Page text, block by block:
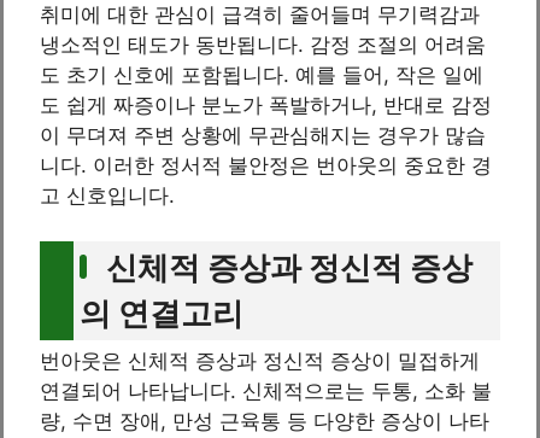
취미에 대한 관심이 급격히 줄어들며 무기력감과
냉소적인 태도가 동반됩니다. 감정 조절의 어려움
도 초기 신호에 포함됩니다. 예를 들어, 작은 일에
도 쉽게 짜증이나 분노가 폭발하거나, 반대로 감정
이 무뎌져 주변 상황에 무관심해지는 경우가 많습
니다. 이러한 정서적 불안정은 번아웃의 중요한 경
고 신호입니다.
신체적 증상과 정신적 증상
의 연결고리
번아웃은 신체적 증상과 정신적 증상이 밀접하게
연결되어 나타납니다. 신체적으로는 두통, 소화 불
량, 수면 장애, 만성 근육통 등 다양한 증상이 나타